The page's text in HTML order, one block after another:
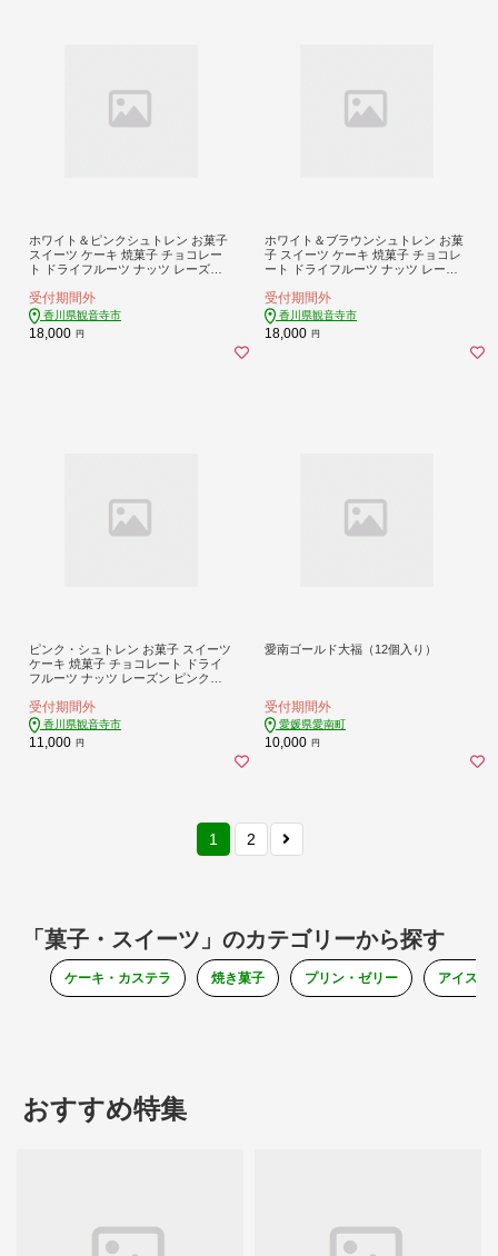
ホワイト＆ピンクシュトレン お菓子
スイーツ ケーキ 焼菓子 チョコレー
ト ドライフルーツ ナッツ レーズン
受付期間外
香川県観音寺市
18,000 円
ホワイト＆ブラウンシュトレン お菓
子 スイーツ ケーキ 焼菓子 チョコレ
ート ドライフルーツ ナッツ レーズ
受付期間外
香川県観音寺市
18,000 円
ピンク・シュトレン お菓子 スイーツ
ケーキ 焼菓子 チョコレート ドライ
フルーツ ナッツ レーズン ピンクシ
受付期間外
香川県観音寺市
11,000 円
愛南ゴールド大福（12個入り）
受付期間外
愛媛県愛南町
10,000 円
1 2
「菓子・スイーツ」のカテゴリーから探す
ケーキ・カステラ 焼き菓子 プリン・ゼリー アイス・
おすすめ特集